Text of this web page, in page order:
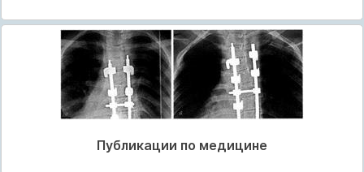
Публикации по медицине